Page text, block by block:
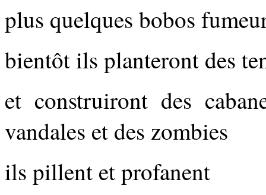
plus quelques bobos
bientôt ils planteront des
et construiront des
vandales et des zombies
ils pillent et profanent